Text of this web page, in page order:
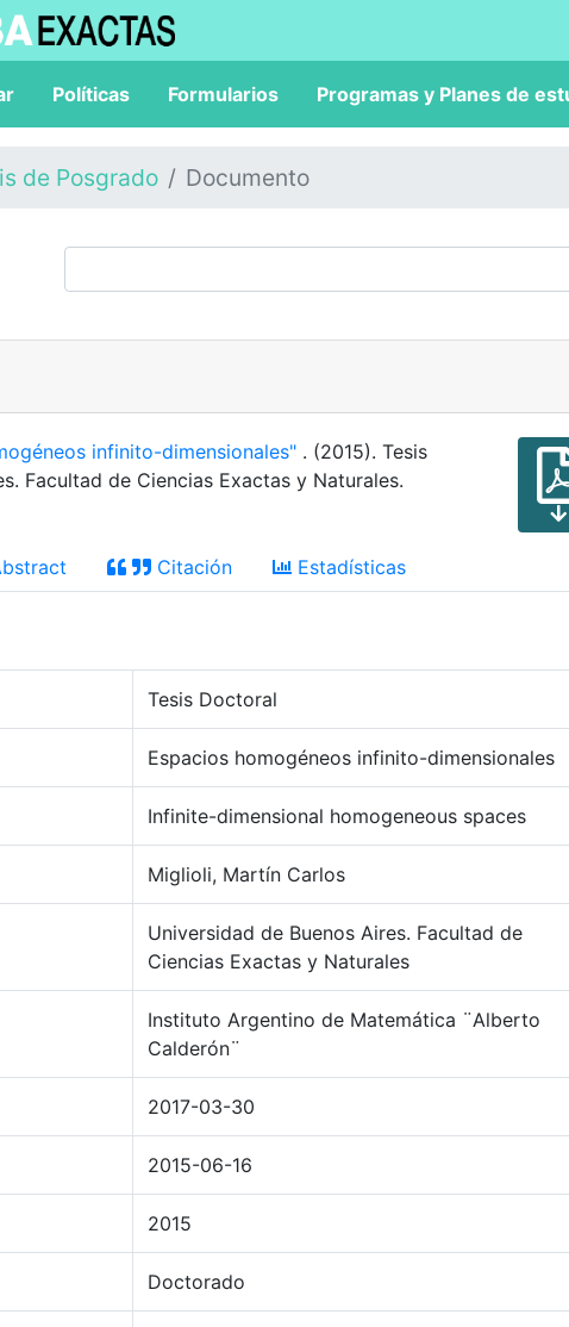
Políticas Formularios Programas y Planes de
de Posgrado Documento
infinito-dimensionales" . (2015). Tesis
Facultad de Ciencias Exactas y Naturales.
Citación Estadísticas
Tesis Doctoral
Espacios homogéneos infinito-dimensionales
Infinite-dimensional homogeneous spaces
Miglioli, Martín Carlos
Universidad de Buenos Aires. Facultad de
Ciencias Exactas y Naturales
Instituto Argentino de Matemática ¨Alberto
Calderón¨
2017-03-30
2015-06-16
2015
Doctorado